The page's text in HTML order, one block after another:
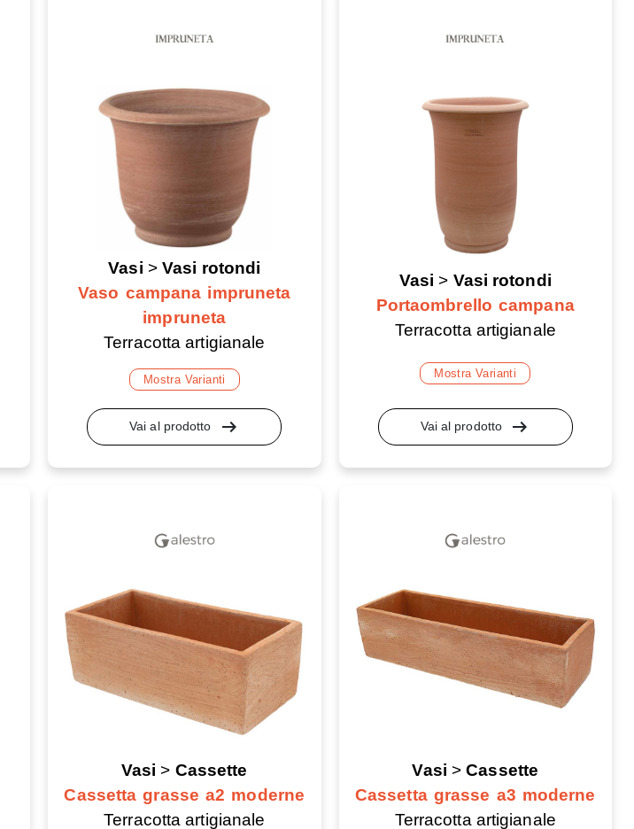
Vasi > Vasi rotondi
Vaso campana impruneta
impruneta
Terracotta artigianale
Mostra Varianti
Vai al prodotto arrow_right_alt
Vasi > Vasi rotondi
Portaombrello campana
Terracotta artigianale
Mostra Varianti
Vai al prodotto arrow_right_alt
Vasi > Cassette
Cassetta grasse a2 moderne
Terracotta artigianale
Vasi >Cassette
Cassetta grasse a3 moderne
Terracotta artigianale